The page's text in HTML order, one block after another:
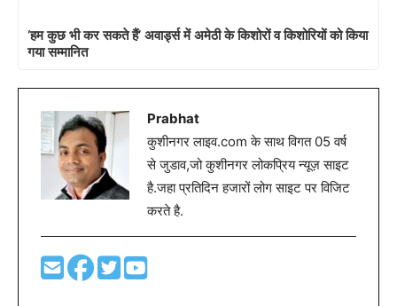
‘हम कुछ भी कर सकते हैं’ अवार्ड्स में अमेठी के किशोरों व किशोरियों को किया
गया सम्मानित
Prabhat
कुशीनगर लाइव.com के साथ विगत 05 वर्ष
से जुडाव,जो कुशीनगर लोकप्रिय न्यूज़ साइट
है.जहा प्रतिदिन हजारों लोग साइट पर विजिट
करते है.